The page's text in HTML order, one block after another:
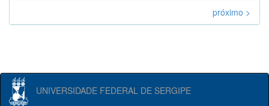
próximo >
UNIVERSIDADE FEDERAL DE SERGIPE